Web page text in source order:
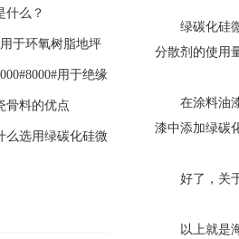
什么？
于环氧树脂地坪
用于绝缘
骨料的优点
么选用绿碳化硅微
绿碳化硅微
分散剂的使用
在涂料油漆
漆中添加绿碳
好了，关于
以上就是海